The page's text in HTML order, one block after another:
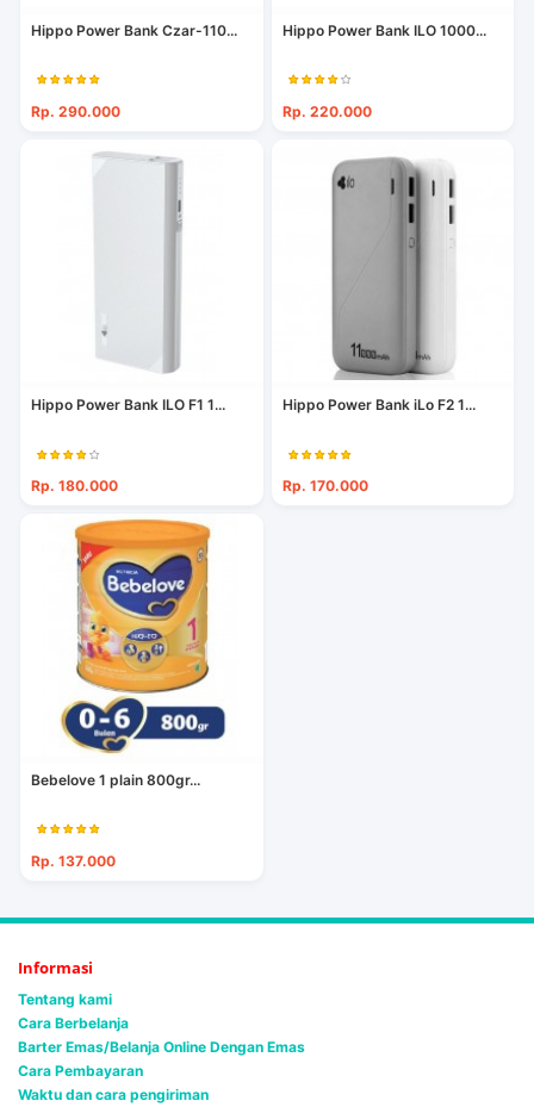
Hippo Power Bank Czar-110...
Rp. 290.000
Hippo Power Bank ILO 1000...
Rp. 220.000
Hippo Power Bank ILO F1 1...
Rp. 180.000
Hippo Power Bank iLo F2 1...
Rp. 170.000
Bebelove 1 plain 800gr...
Rp. 137.000
Informasi
Tentang kami
Cara Berbelanja
Barter Emas/Belanja Online Dengan Emas
Cara Pembayaran
Waktu dan cara pengiriman